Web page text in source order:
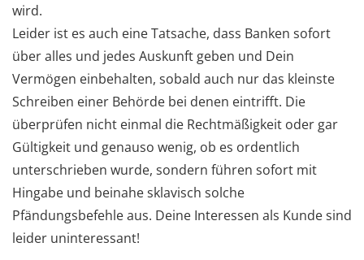
wird.
Leider ist es auch eine Tatsache, dass Banken sofort
über alles und jedes Auskunft geben und Dein
Vermögen einbehalten, sobald auch nur das kleinste
Schreiben einer Behörde bei denen eintrifft. Die
überprüfen nicht einmal die Rechtmäßigkeit oder gar
Gültigkeit und genauso wenig, ob es ordentlich
unterschrieben wurde, sondern führen sofort mit
Hingabe und beinahe sklavisch solche
Pfändungsbefehle aus. Deine Interessen als Kunde sind
leider uninteressant!